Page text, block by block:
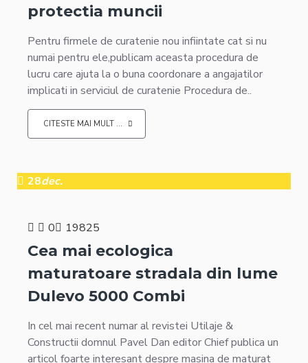
protectia muncii
Pentru firmele de curatenie nou infiintate cat si nu
numai pentru ele,publicam aceasta procedura de
lucru care ajuta la o buna coordonare a angajatilor
implicati in serviciul de curatenie Procedura de..
CITESTE MAI MULT ...
28dec.
0 19825
Cea mai ecologica
maturatoare stradala din lume
Dulevo 5000 Combi
In cel mai recent numar al revistei Utilaje &
Constructii domnul Pavel Dan editor Chief publica un
articol foarte interesant despre masina de maturat